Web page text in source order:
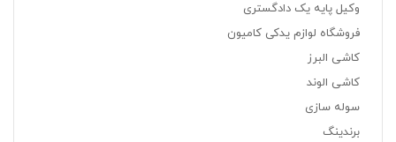
وکیل پایه یک دادگستری
فروشگاه لوازم یدکی کامیون
کاشی البرز
کاشی الوند
سوله سازی
برندینگ